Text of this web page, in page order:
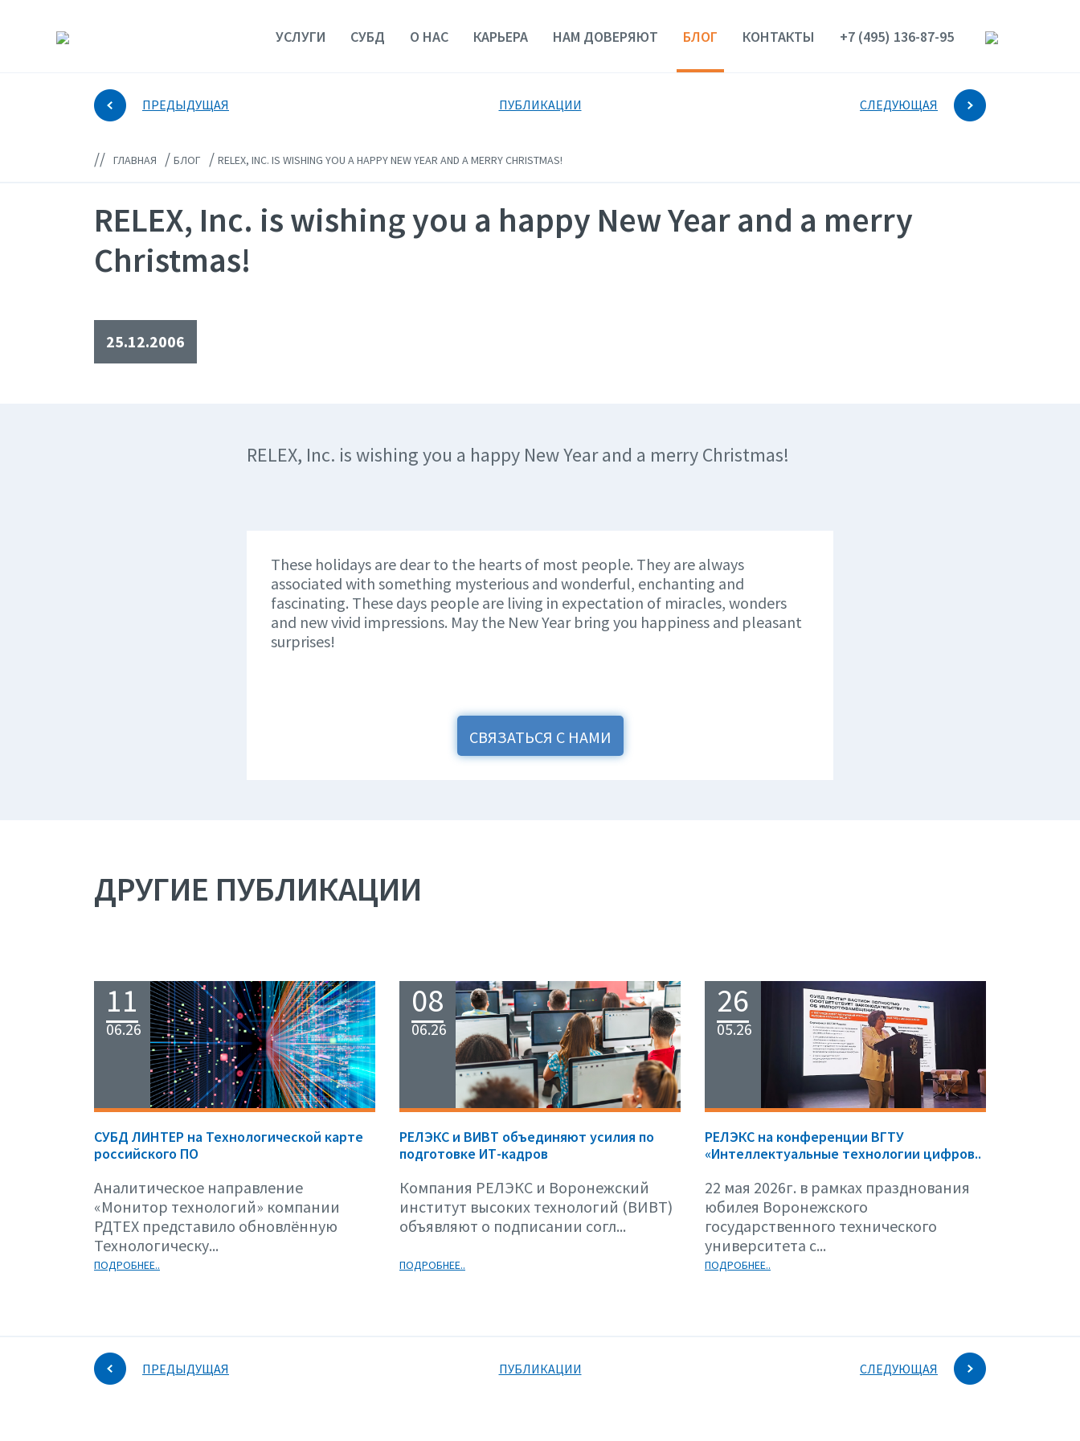
УСЛУГИ СУБД О НАС КАРЬЕРА НАМ ДОВЕРЯЮТ БЛОГ КОНТАКТЫ +7 (495) 136-87-95
ПРЕДЫДУЩАЯ ПУБЛИКАЦИИ СЛЕДУЮЩАЯ
// ГЛАВНАЯ / БЛОГ / RELEX, INC. IS WISHING YOU A HAPPY NEW YEAR AND A MERRY CHRISTMAS!
RELEX, Inc. is wishing you a happy New Year and a merry
Christmas!
25.12.2006
RELEX, Inc. is wishing you a happy New Year and a merry Christmas!
These holidays are dear to the hearts of most people. They are always
associated with something mysterious and wonderful, enchanting and
fascinating. These days people are living in expectation of miracles, wonders
and new vivid impressions. May the New Year bring you happiness and pleasant
surprises!
СВЯЗАТЬСЯ С НАМИ
ДРУГИЕ ПУБЛИКАЦИИ
11
06.26
СУБД ЛИНТЕР на Технологической карте
российского ПО
Аналитическое направление
«Монитор технологий» компании
РДТЕХ представило обновлённую
Технологическу...
ПОДРОБНЕЕ..
08
06.26
РЕЛЭКС и ВИВТ объединяют усилия по
подготовке ИТ-кадров
Компания РЕЛЭКС и Воронежский
институт высоких технологий (ВИВТ)
объявляют о подписании согл...
ПОДРОБНЕЕ..
26
05.26
РЕЛЭКС на конференции ВГТУ
«Интеллектуальные технологии цифров..
22 мая 2026г. в рамках празднования
юбилея Воронежского
государственного технического
университета с...
ПОДРОБНЕЕ..
ПРЕДЫДУЩАЯ ПУБЛИКАЦИИ СЛЕДУЮЩАЯ